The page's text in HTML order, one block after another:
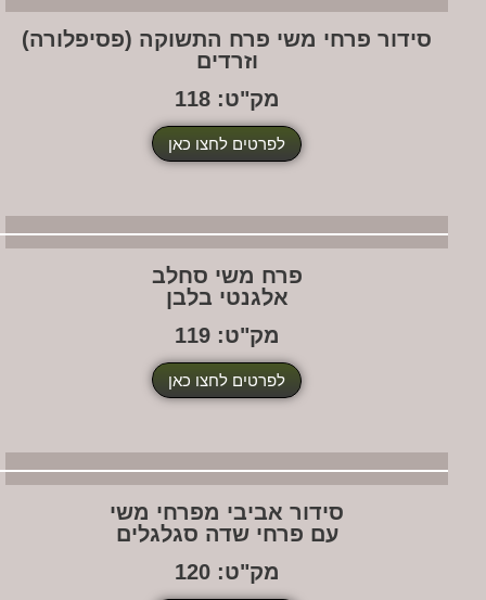
פרחי משי פרח התשוקה (פסיפלורה)
מק"ט: 118
לפרטים לחצו כאן
פרח משי סחלב
אלגנטי בלבן
מק"ט: 119
לפרטים לחצו כאן
סידור אביבי מפרחי משי
עם פרחי שדה סגלגלים
מק"ט: 120